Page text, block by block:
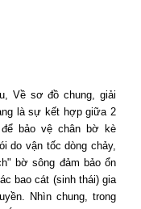
Về sơ đồ chung, giải
là sự kết hợp giữa 2
bảo vệ chân bờ kè
do vận tốc dòng chảy,
bờ sông đảm bảo ổn
bao cát (sinh thái) gia
Nhìn chung, trong